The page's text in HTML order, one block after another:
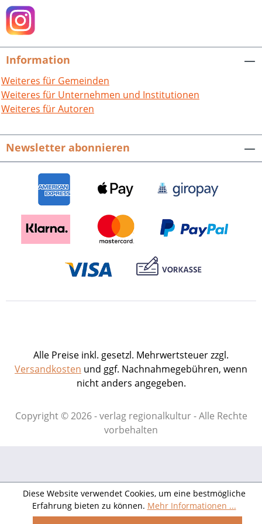
Kriminalroman. Mit Fotografien von Klaus Eppele. 200
Seiten mit 29 Schwarz-Weiß-Abbildungen, Broschur.
Information
Weiteres für Gemeinden
Weiteres für Unternehmen und Institutionen
Weiteres für Autoren
Newsletter abonnieren
Alle Preise inkl. gesetzl. Mehrwertsteuer zzgl.
Versandkosten und ggf. Nachnahmegebühren, wenn
nicht anders angegeben.
Copyright © 2026 - verlag regionalkultur - Alle Rechte
vorbehalten
Diese Website verwendet Cookies, um eine bestmögliche
Erfahrung bieten zu können. Mehr Informationen ...